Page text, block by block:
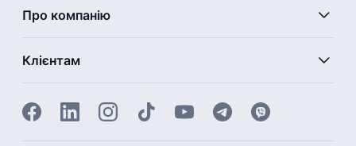
Про компанію
Клієнтам